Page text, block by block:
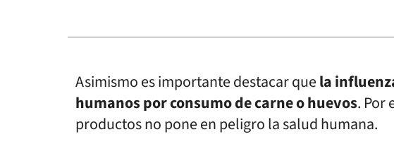
Asimismo es importante destacar quela
humanos por consumo de carne o huevos. Por
productos no pone en peligro la salud humana.